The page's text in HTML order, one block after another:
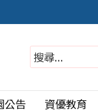
公告 資優教育